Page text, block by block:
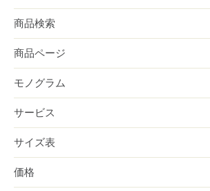
商品検索
商品ページ
モノグラム
サービス
サイズ表
価格